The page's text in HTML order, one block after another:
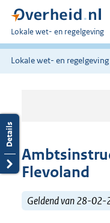
U
bent
hier:
Lokale wet- en regelgeving
Lokale wet- en regelgeving
Flevoland
Geldend van 28-02-